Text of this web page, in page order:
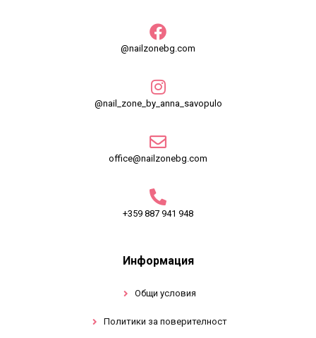
@nailzonebg.com
@nail_zone_by_anna_savopulo
office@nailzonebg.com
+359 887 941 948
Информация
Общи условия
Политики за поверителност